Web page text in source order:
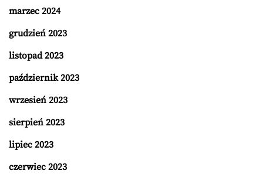
marzec 2024
grudzień 2023
listopad 2023
październik 2023
wrzesień 2023
sierpień 2023
lipiec 2023
czerwiec 2023